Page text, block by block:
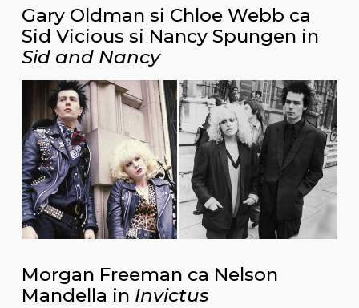
Gary Oldman si Chloe Webb ca
Sid Vicious si Nancy Spungen in
Sid and Nancy
Morgan Freeman ca Nelson
Mandella in Invictus